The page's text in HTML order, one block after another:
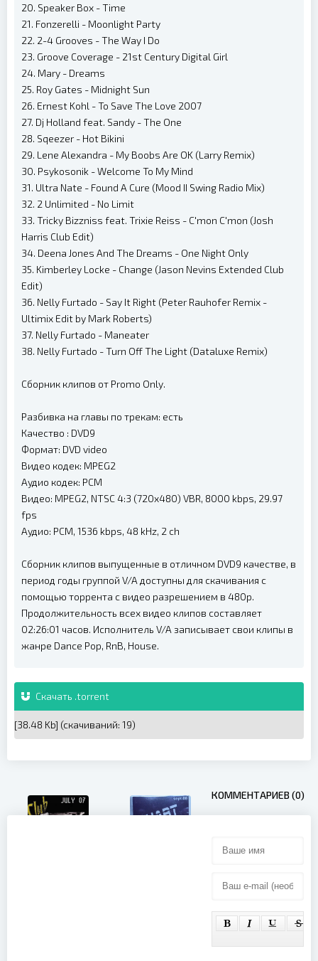
20. Speaker Box - Time
21. Fonzerelli - Moonlight Party
22. 2-4 Grooves - The Way I Do
23. Groove Coverage - 21st Century Digital Girl
24. Mary - Dreams
25. Roy Gates - Midnight Sun
26. Ernest Kohl - To Save The Love 2007
27. Dj Holland feat. Sandy - The One
28. Sqeezer - Hot Bikini
29. Lene Alexandra - My Boobs Are OK (Larry Remix)
30. Psykosonik - Welcome To My Mind
31. Ultra Nate - Found A Cure (Mood II Swing Radio Mix)
32. 2 Unlimited - No Limit
33. Tricky Bizzniss feat. Trixie Reiss - C'mon C'mon (Josh
Harris Club Edit)
34. Deena Jones And The Dreams - One Night Only
35. Kimberley Locke - Change (Jason Nevins Extended Club
Edit)
36. Nelly Furtado - Say It Right (Peter Rauhofer Remix -
Ultimix Edit by Mark Roberts)
37. Nelly Furtado - Maneater
38. Nelly Furtado - Turn Off The Light (Dataluxe Remix)
Сборник клипов от Promo Only.
Разбивка на главы по трекам: есть
Качество : DVD9
Формат: DVD video
Видео кодек: MPEG2
Аудио кодек: PCM
Видео: MPEG2, NTSC 4:3 (720x480) VBR, 8000 kbps, 29.97
fps
Аудио: PCM, 1536 kbps, 48 kHz, 2 ch
Сборник клипов выпущенные в отличном DVD9 качестве, в
период годы группой V/A доступны для скачивания с
помощью торрента с видео разрешением в 480p.
Продолжительность всех видео клипов составляет
02:26:01 часов. Исполнитель V/A записывает свои клипы в
жанре Dance Pop, RnB, House.
Скачать .torrent
[38.48 Kb] (cкачиваний: 19)
КОММЕНТАРИЕВ (0)